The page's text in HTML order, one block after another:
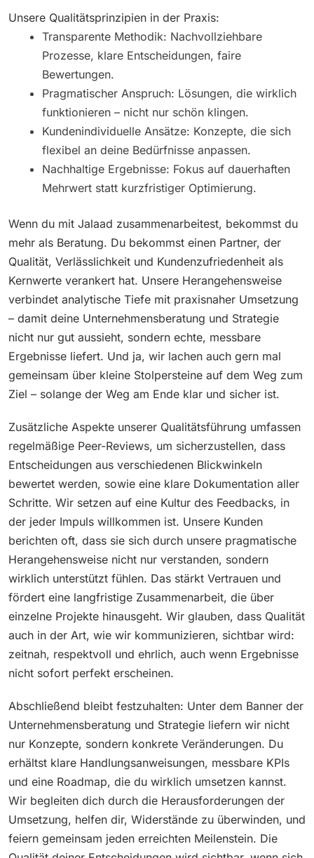
Unsere Qualitätsprinzipien in der Praxis:
Transparente Methodik: Nachvollziehbare
Prozesse, klare Entscheidungen, faire
Bewertungen.
Pragmatischer Anspruch: Lösungen, die wirklich
funktionieren – nicht nur schön klingen.
Kundenindividuelle Ansätze: Konzepte, die sich
flexibel an deine Bedürfnisse anpassen.
Nachhaltige Ergebnisse: Fokus auf dauerhaften
Mehrwert statt kurzfristiger Optimierung.
Wenn du mit Jalaad zusammenarbeitest, bekommst du
mehr als Beratung. Du bekommst einen Partner, der
Qualität, Verlässlichkeit und Kundenzufriedenheit als
Kernwerte verankert hat. Unsere Herangehensweise
verbindet analytische Tiefe mit praxisnaher Umsetzung
– damit deine Unternehmensberatung und Strategie
nicht nur gut aussieht, sondern echte, messbare
Ergebnisse liefert. Und ja, wir lachen auch gern mal
gemeinsam über kleine Stolpersteine auf dem Weg zum
Ziel – solange der Weg am Ende klar und sicher ist.
Zusätzliche Aspekte unserer Qualitätsführung umfassen
regelmäßige Peer-Reviews, um sicherzustellen, dass
Entscheidungen aus verschiedenen Blickwinkeln
bewertet werden, sowie eine klare Dokumentation aller
Schritte. Wir setzen auf eine Kultur des Feedbacks, in
der jeder Impuls willkommen ist. Unsere Kunden
berichten oft, dass sie sich durch unsere pragmatische
Herangehensweise nicht nur verstanden, sondern
wirklich unterstützt fühlen. Das stärkt Vertrauen und
fördert eine langfristige Zusammenarbeit, die über
einzelne Projekte hinausgeht. Wir glauben, dass Qualität
auch in der Art, wie wir kommunizieren, sichtbar wird:
zeitnah, respektvoll und ehrlich, auch wenn Ergebnisse
nicht sofort perfekt erscheinen.
Abschließend bleibt festzuhalten: Unter dem Banner der
Unternehmensberatung und Strategie liefern wir nicht
nur Konzepte, sondern konkrete Veränderungen. Du
erhältst klare Handlungsanweisungen, messbare KPIs
und eine Roadmap, die du wirklich umsetzen kannst.
Wir begleiten dich durch die Herausforderungen der
Umsetzung, helfen dir, Widerstände zu überwinden, und
feiern gemeinsam jeden erreichten Meilenstein. Die